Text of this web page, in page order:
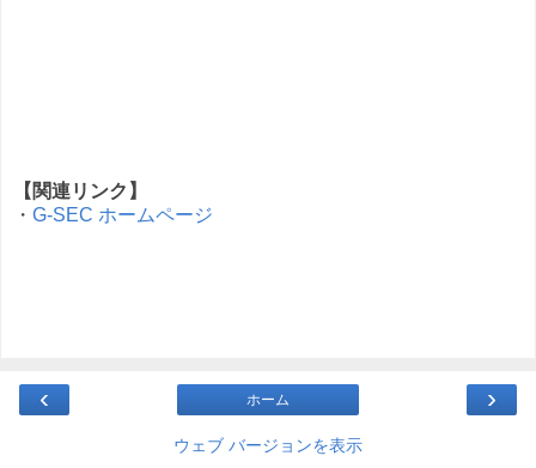
【関連リンク】
・ G-SEC ホームページ
‹ ›
ホーム
ウェブ バージョンを表示